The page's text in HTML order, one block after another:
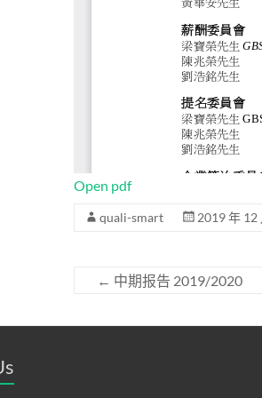
Open pdf
quali-smart 2019 年 12
← 中期报告 2019/2020